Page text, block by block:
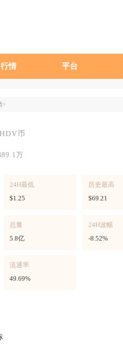
行情 平台
HDV币
万
24H最低
$1.25
历史最高
$69.21
总量
5.8亿
24H波幅
-8.52%
流通率
49.69%